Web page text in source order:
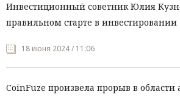
Инвестиционный советник Юлия
правильном старте в инвестировании
18 июня 2024 / 11:06
CoinFuze произвела прорыв в области